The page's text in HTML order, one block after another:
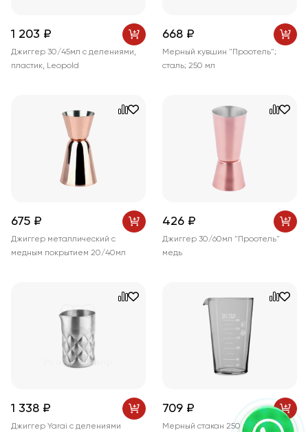
1 203 ₽
Джиггер 30/45мл с делениями,
пластик, Leopold
668 ₽
Мерный кувшин "Проотель";
сталь; 250 мл
675 ₽
Джиггер металлический с
медным покрытием 20/40мл
426 ₽
Джиггер 30/60мл "Проотель"
медь
1 338 ₽
Джиггер Yarai с делениями
709 ₽
Мерный стакан 250 мл ГОСТ